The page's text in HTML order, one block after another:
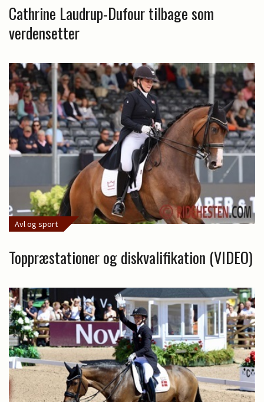
Cathrine Laudrup-Dufour tilbage som
verdensetter
Avl og sport
Toppræstationer og diskvalifikation (VIDEO)